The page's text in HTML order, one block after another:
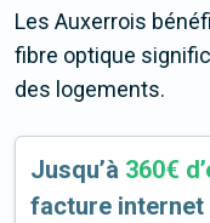
Les Auxerrois
fibre optique
des logements.
Jusqu’à 360€
facture internet